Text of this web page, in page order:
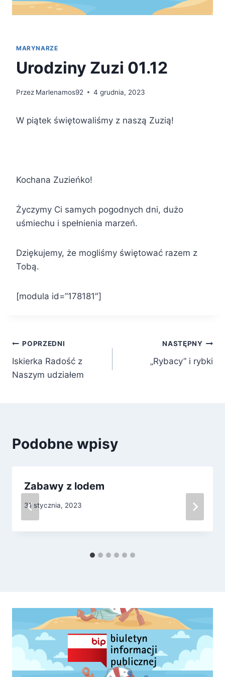
MARYNARZE
Urodziny Zuzi 01.12
Przez Marlenamos92 4 grudnia, 2023
W piątek świętowaliśmy z naszą Zuzią!
Kochana Zuzieńko!
Życzymy Ci samych pogodnych dni, dużo
uśmiechu i spełnienia marzeń.
Dziękujemy, że mogliśmy świętować razem z
Tobą.
[modula id=”178181″]
Nawigacja
wpisu
POPRZEDNI
Iskierka Radość z
Naszym udziałem
NASTĘPNY
„Rybacy” i rybki
Podobne wpisy
Zabawy z lodem
31 stycznia, 2023